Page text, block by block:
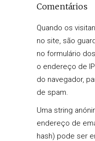
Comentários
Quando os
no site, são
no formulário
o endereço de
do navegador,
de spam.
Uma string
endereço de
hash) pode ser